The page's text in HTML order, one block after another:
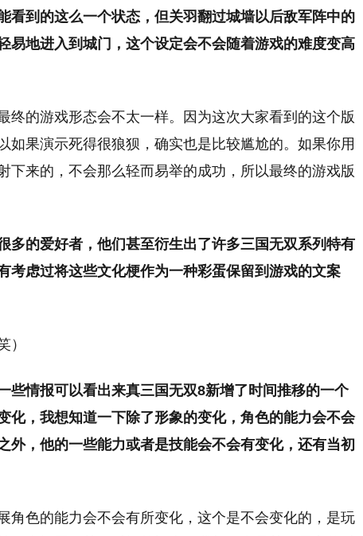
看到的这么一个状态，但关羽翻过城墙以后敌军阵中的
易地进入到城门，这个设定会不会随着游戏的难度变高
终的游戏形态会不太一样。因为这次大家看到的这个版
如果演示死得很狼狈，确实也是比较尴尬的。如果你用
下来的，不会那么轻而易举的成功，所以最终的游戏版
多的爱好者，他们甚至衍生出了许多三国无双系列特有
考虑过将这些文化梗作为一种彩蛋保留到游戏的文案
）
些情报可以看出来真三国无双8新增了时间推移的一个
化，我想知道一下除了形象的变化，角色的能力会不会
外，他的一些能力或者是技能会不会有变化，还有当初
角色的能力会不会有所变化，这个是不会变化的，是玩